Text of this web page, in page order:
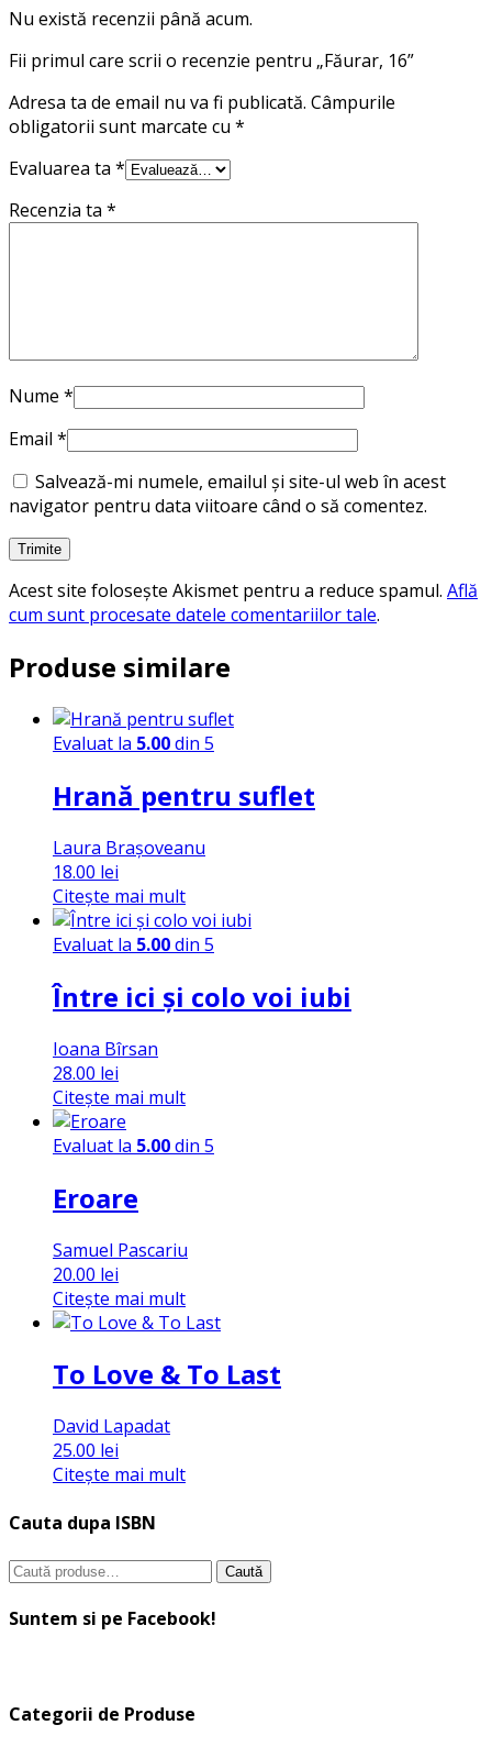
Nu există recenzii până acum.
Fii primul care scrii o recenzie pentru „Făurar, 16”
Adresa ta de email nu va fi publicată. Câmpurile
obligatorii sunt marcate cu *
Evaluarea ta *
Recenzia ta *
Nume *
Email *
Salvează-mi numele, emailul și site-ul web în acest
navigator pentru data viitoare când o să comentez.
Acest site folosește Akismet pentru a reduce spamul. Află
cum sunt procesate datele comentariilor tale.
Produse similare
Evaluat la 5.00din 5
Hrană pentru suflet
Laura Brașoveanu
18.00 lei
Citește mai mult
Evaluat la 5.00din 5
Între ici și colo voi iubi
Ioana Bîrsan
28.00 lei
Citește mai mult
Evaluat la 5.00din 5
Eroare
Samuel Pascariu
20.00 lei
Citește mai mult
To Love & To Last
David Lapadat
25.00 lei
Citește mai mult
Cauta dupa ISBN
Caută
Caută
Suntem si pe Facebook!
Categorii de Produse